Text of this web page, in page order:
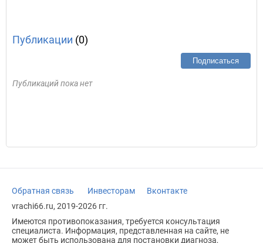
Публикации (0)
Подписаться
Публикаций пока нет
Обратная связь Инвесторам
Вконтакте
vrachi66.ru, 2019-2026 гг.
Имеются противопоказания, требуется консультация
специалиста. Информация, представленная на сайте, не
может быть использована для постановки диагноза,